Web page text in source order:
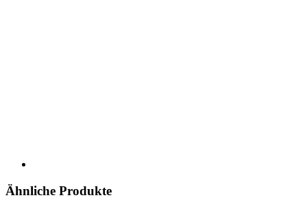
Ähnliche Produkte